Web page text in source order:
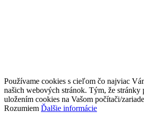
Používame cookies s cieľom čo najviac
našich webových stránok. Tým, že stránky
uložením cookies na Vašom počítači/
Rozumiem Ďalšie informácie